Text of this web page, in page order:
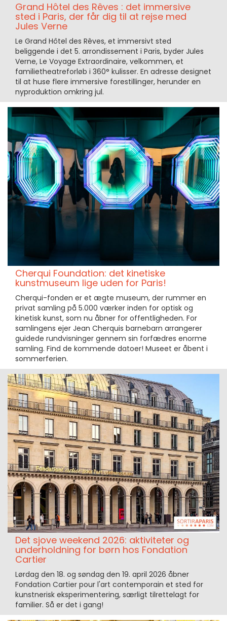
Grand Hôtel des Rêves : det immersive
sted i Paris, der får dig til at rejse med
Jules Verne
Le Grand Hôtel des Rêves, et immersivt sted
beliggende i det 5. arrondissement i Paris, byder Jules
Verne, Le Voyage Extraordinaire, velkommen, et
familietheatreforløb i 360° kulisser. En adresse designet
til at huse flere immersive forestillinger, herunder en
nyproduktion omkring jul.
Cherqui Foundation: det kinetiske
kunstmuseum lige uden for Paris!
Cherqui-fonden er et ægte museum, der rummer en
privat samling på 5.000 værker inden for optisk og
kinetisk kunst, som nu åbner for offentligheden. For
samlingens ejer Jean Cherquis barnebarn arrangerer
guidede rundvisninger gennem sin forfædres enorme
samling. Find de kommende datoer! Museet er åbent i
sommerferien.
Det sjove weekend 2026: aktiviteter og
underholdning for børn hos Fondation
Cartier
Lørdag den 18. og søndag den 19. april 2026 åbner
Fondation Cartier pour l'art contemporain et sted for
kunstnerisk eksperimentering, særligt tilrettelagt for
familier. Så er det i gang!